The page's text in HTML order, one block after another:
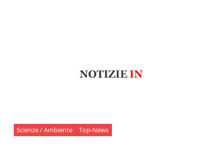
Scienze / Ambiente Top-News